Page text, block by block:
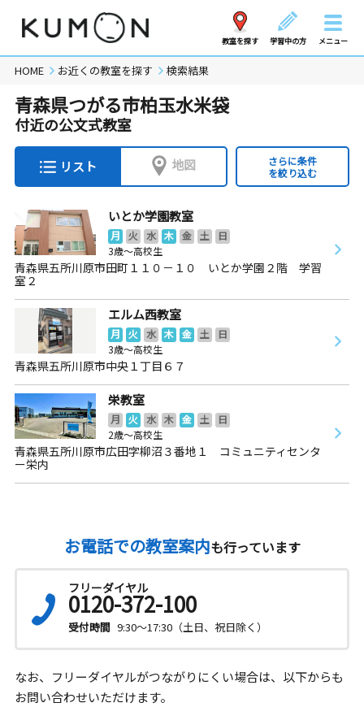
教室を探す 学習中の方 メニュー
HOME お近くの教室を探す 検索結果
青森県つがる市柏玉水米袋
付近の公文式教室
リスト 地図
さらに条件
を絞り込む
いとか学園教室
月 火 水 木 金 土
日
3歳～高校生
青森県五所川原市田町１１０－１０ いとか学園２階 学習
室２
エルム西教室
月 火 水 木 金 土
日
3歳～高校生
青森県五所川原市中央１丁目６７
栄教室
月 火 水 木 金 土
日
2歳～高校生
青森県五所川原市広田字柳沼３番地１ コミュニティセンタ
ー栄内
お電話での教室案内も行っています
フリーダイヤル
0120-372-100
受付時間 9:30～17:30（土日、祝日除く）
なお、フリーダイヤルがつながりにくい場合は、以下からも
お問い合わせいただけます。